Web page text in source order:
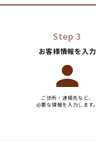
Step 3
お客様情報を入力
ご住所・連絡先など、
必要な情報を入力します。